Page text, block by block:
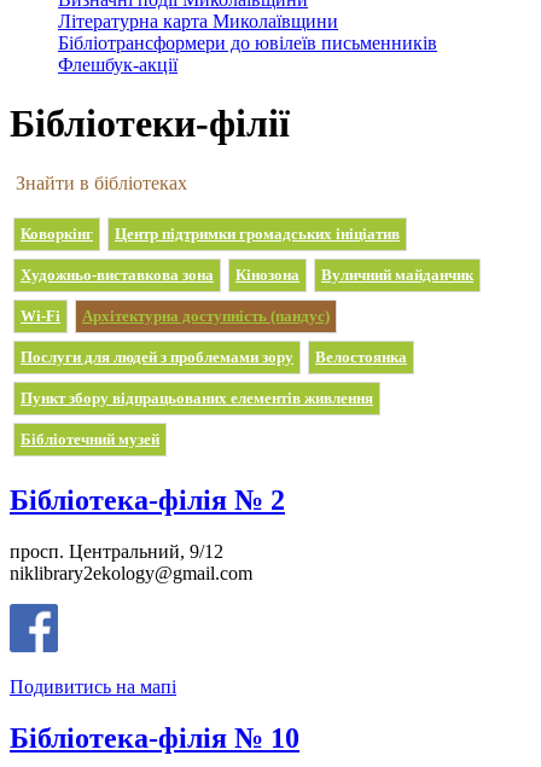
Літературна карта Миколаївщини
Бібліотрансформери до ювілеїв письменників
Флешбук-акції
Бібліотеки-філії
Знайти в бібліотеках
Коворкінг Центр підтримки громадських ініціатив
Художньо-виставкова зона Кінозона Вуличний майданчик
Wi-Fi Архітектурна доступність (пандус)
Послуги для людей з проблемами зору Велостоянка
Пункт збору відпрацьованих елементів живлення
Бібліотечний музей
Бібліотека-філія № 2
просп. Центральний, 9/12
niklibrary2ekology@gmail.com
Подивитись на мапі
Бібліотека-філія № 10